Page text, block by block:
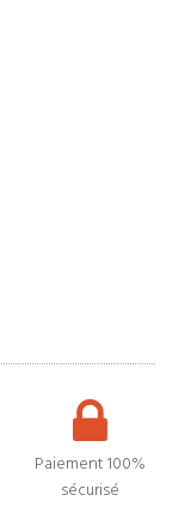
Paiement 100%
sécurisé